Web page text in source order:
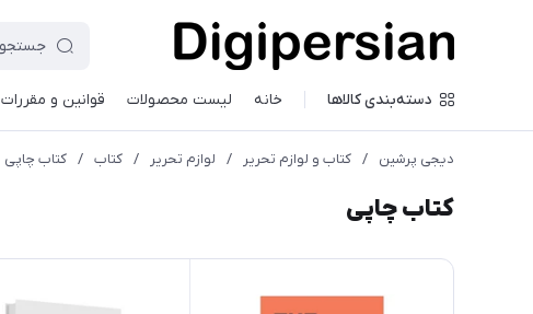
دسته‌بندی کالاها خانه لیست محصولات قوانین و مقررات
دیجی پرشین / کتاب و لوازم تحریر / لوازم تحریر / کتاب / کتاب چاپی
کتاب چاپی